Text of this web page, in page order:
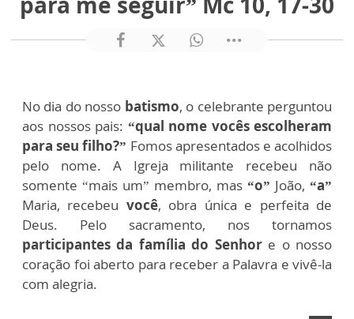
No dia do nosso batismo, o celebrante perguntou
aos nossos pais: “qual nome vocês escolheram
para seu filho?” Fomos apresentados e acolhidos
pelo nome. A Igreja militante recebeu não
somente “mais um” membro, mas “o” João, “a”
Maria, recebeu você, obra única e perfeita de
Deus. Pelo sacramento, nos tornamos
participantes da família do Senhor e o nosso
coração foi aberto para receber a Palavra e vivê-la
com alegria.